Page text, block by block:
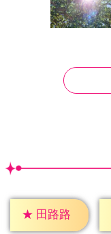
★ 田路路